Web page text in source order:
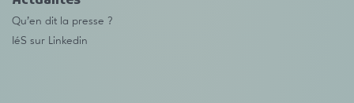
Qu’en dit la presse ?
IéS sur Linkedin